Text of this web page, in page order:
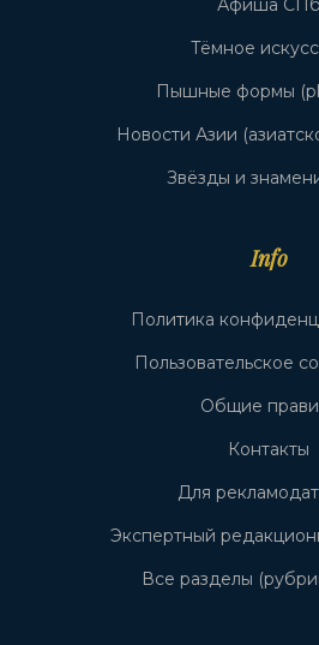
Афиша СПб
Тёмное
Пышные формы
Новости Азии
Звёзды и
Info
Политика
Пользовательское
Общие
Контакты
Для
Экспертный
Все разделы